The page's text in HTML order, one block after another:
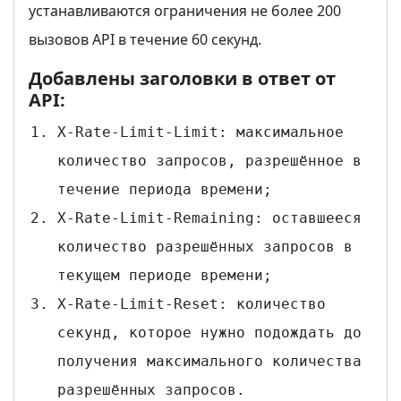
устанавливаются ограничения не более 200
вызовов API в течение 60 секунд.
Добавлены заголовки в ответ от
API:
X-Rate-Limit-Limit: максимальное
количество запросов, разрешённое в
течение периода времени;
X-Rate-Limit-Remaining: оставшееся
количество разрешённых запросов в
текущем периоде времени;
X-Rate-Limit-Reset: количество
секунд, которое нужно подождать до
получения максимального количества
разрешённых запросов.